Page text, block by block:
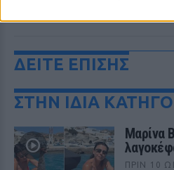
ΔΕΙΤΕ ΕΠΙΣΗΣ
ΣΤΗΝ ΙΔΙΑ
Μαρίνα
ΠΡΙΝ 10